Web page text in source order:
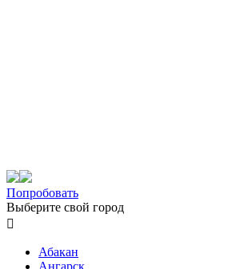
Попробовать
Выберите свой город

Абакан
Ангарск